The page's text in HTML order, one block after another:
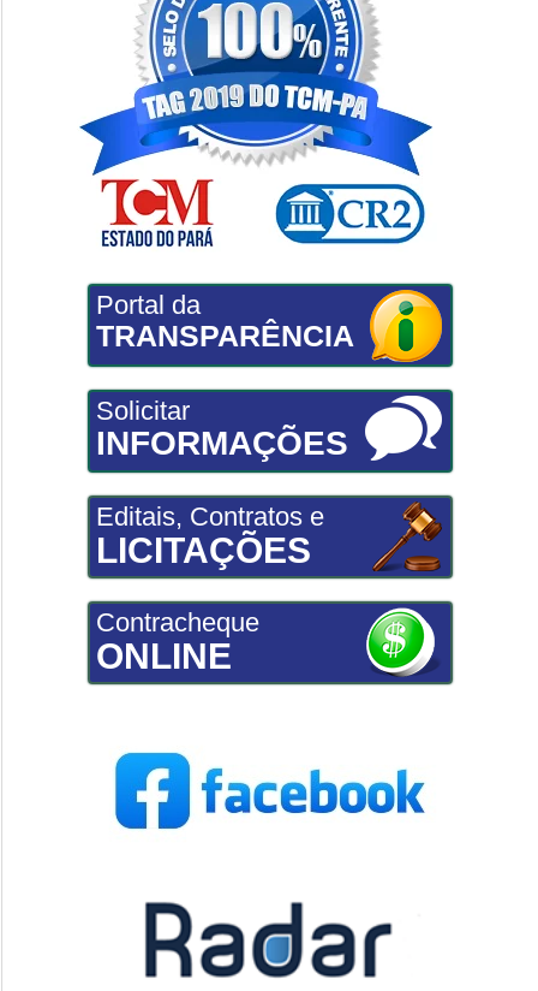
Portal da
TRANSPARÊNCIA
Solicitar
INFORMAÇÕES
Editais, Contratos e
LICITAÇÕES
Contracheque
ONLINE